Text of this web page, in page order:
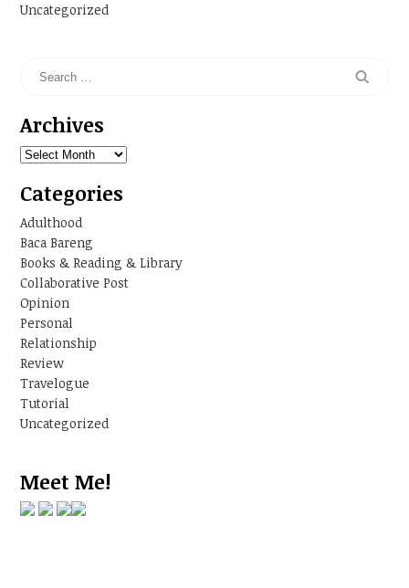
Uncategorized
Archives
Archives
Categories
Adulthood
Baca Bareng
Books & Reading & Library
Collaborative Post
Opinion
Personal
Relationship
Review
Travelogue
Tutorial
Uncategorized
Meet Me!